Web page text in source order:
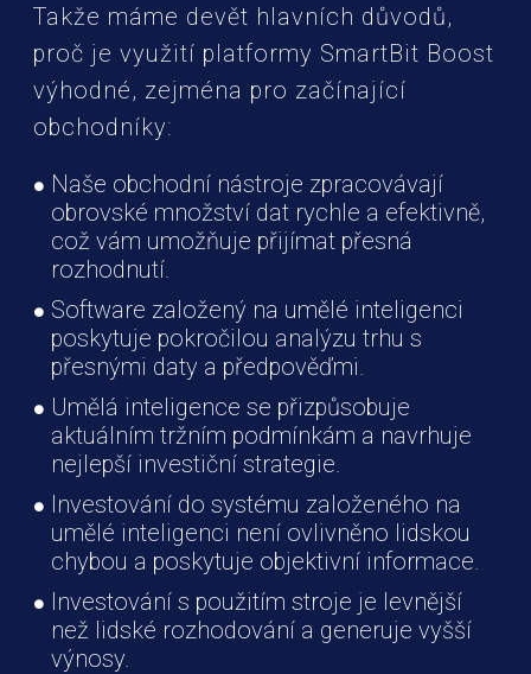
Takže máme devět hlavních důvodů,
proč je využití platformy SmartBit Boost
výhodné, zejména pro začínající
obchodníky:
Naše obchodní nástroje zpracovávají
obrovské množství dat rychle a efektivně,
což vám umožňuje přijímat přesná
rozhodnutí.
Software založený na umělé inteligenci
poskytuje pokročilou analýzu trhu s
přesnými daty a předpověďmi.
Umělá inteligence se přizpůsobuje
aktuálním tržním podmínkám a navrhuje
nejlepší investiční strategie.
Investování do systému založeného na
umělé inteligenci není ovlivněno lidskou
chybou a poskytuje objektivní informace.
Investování s použitím stroje je levnější
než lidské rozhodování a generuje vyšší
výnosy.